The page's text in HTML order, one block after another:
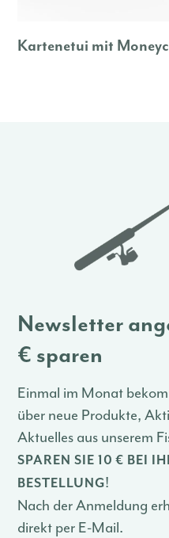
Kartenetui mit
Newsletter
€ sparen
Einmal im Monat
über neue Produkte,
Aktuelles aus unserem
SPAREN SIE 10 € BEI
BESTELLUNG!
Nach der Anmeldung
direkt per E-Mail.